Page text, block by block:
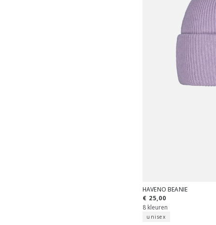
HAVENO BEANIE
€ 25,00
8 kleuren
unisex